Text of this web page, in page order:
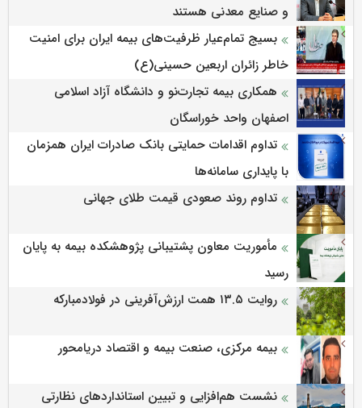
و صنایع معدنی هستند
بسیج تمام‌عیار ظرفیت‌های بیمه ایران برای امنیت
خاطر زائران اربعین حسینی(ع)
همکاری بیمه تجارت‌نو و دانشگاه آزاد اسلامی
اصفهان واحد خوراسگان
تداوم اقدامات حمایتی بانک صادرات ایران همزمان
با پایداری سامانه‌ها
تداوم روند صعودی قیمت طلای جهانی
مأموریت معاون پشتیبانی پژوهشكده بیمه به پایان
رسید
روایت ۱۳.۵ همت ارزش‌آفرینی در فولادمبارکه
بیمه مرکزی، صنعت بیمه و اقتصاد دریامحور
نشست هم‌افزایی و تبیین استانداردهای نظارتی